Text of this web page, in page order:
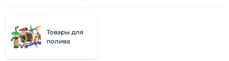
Товары для
полива